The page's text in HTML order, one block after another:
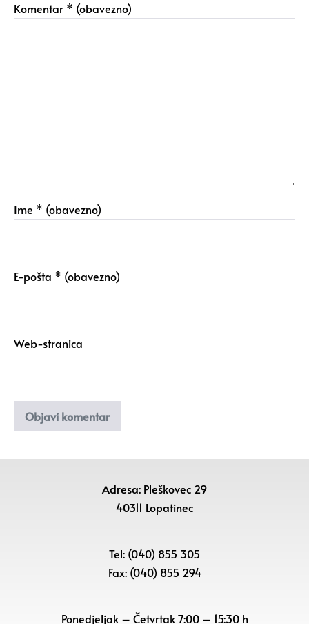
Komentar * (obavezno)
Ime * (obavezno)
E-pošta * (obavezno)
Web-stranica
Adresa: Pleškovec 29
40311 Lopatinec
Tel: (040) 855 305
Fax: (040) 855 294
Ponedjeljak – Četvrtak 7:00 – 15:30 h